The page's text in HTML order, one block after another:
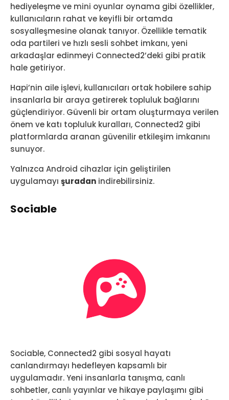
hediyeleşme ve mini oyunlar oynama gibi özellikler,
kullanıcıların rahat ve keyifli bir ortamda
sosyalleşmesine olanak tanıyor. Özellikle tematik
oda partileri ve hızlı sesli sohbet imkanı, yeni
arkadaşlar edinmeyi Connected2’deki gibi pratik
hale getiriyor.
Hapi’nin aile işlevi, kullanıcıları ortak hobilere sahip
insanlarla bir araya getirerek topluluk bağlarını
güçlendiriyor. Güvenli bir ortam oluşturmaya verilen
önem ve katı topluluk kuralları, Connected2 gibi
platformlarda aranan güvenilir etkileşim imkanını
sunuyor.
Yalnızca Android cihazlar için geliştirilen
uygulamayı şuradan indirebilirsiniz.
Sociable
Sociable, Connected2 gibi sosyal hayatı
canlandırmayı hedefleyen kapsamlı bir
uygulamadır. Yeni insanlarla tanışma, canlı
sohbetler, canlı yayınlar ve hikaye paylaşımı gibi